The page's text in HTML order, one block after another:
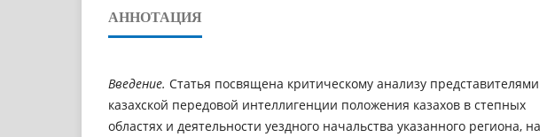
АННОТАЦИЯ
Введение. Статья посвящена критическому анализу представителями
казахской передовой интеллигенции положения казахов в степных
областях и деятельности уездного начальства указанного региона, на